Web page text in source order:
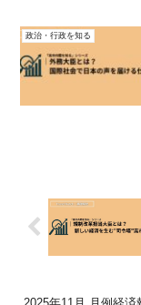
政治・行政を知る